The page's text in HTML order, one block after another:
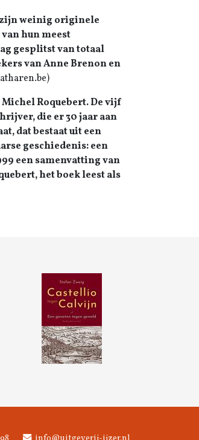
zijn weinig originele
hun meest
gesplitst van totaal
van Anne Brenon en
Roquebert. De vijf
die er 30 jaar aan
dat bestaat uit een
geschiedenis: een
een samenvatting van
het boek leest als